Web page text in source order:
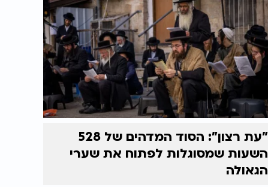
"עת רצון": הסוד המדהים של 528
השעות שמסוגלות לפתוח את שערי
הגאולה